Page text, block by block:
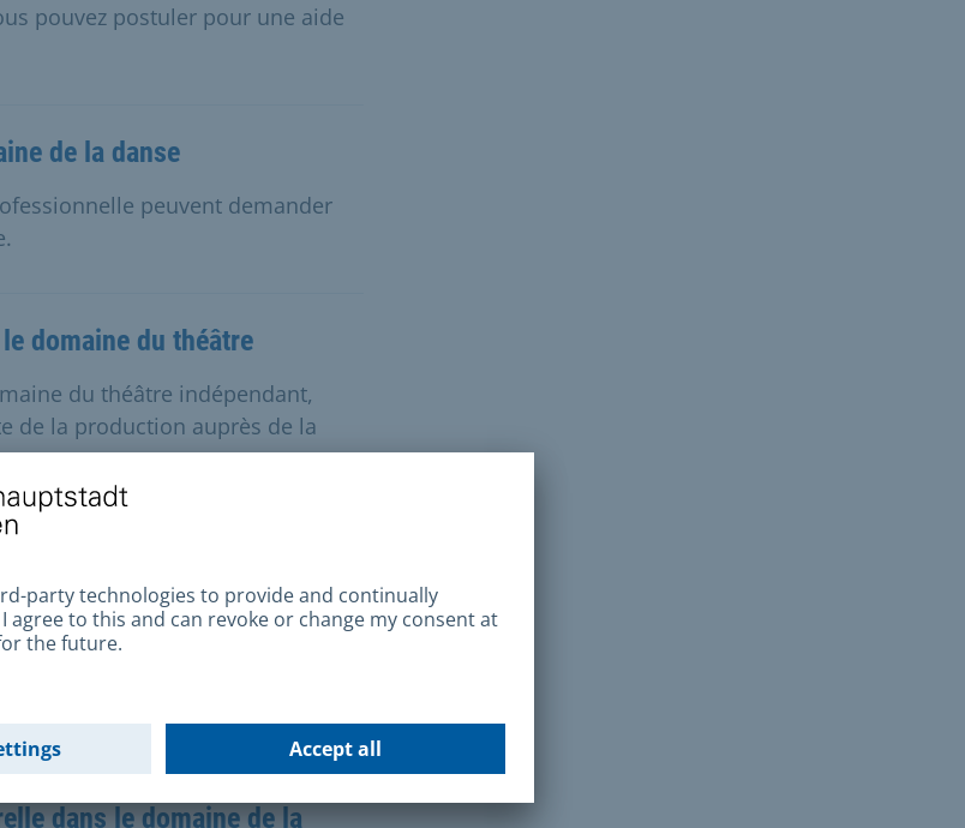
pouvez postuler pour une aide
de la danse
peuvent demander
domaine du théâtre
du théâtre indépendant,
de la production auprès de la
le domaine de la
psychothérapie sans
la loi sur les praticiens de la
dans le domaine de la